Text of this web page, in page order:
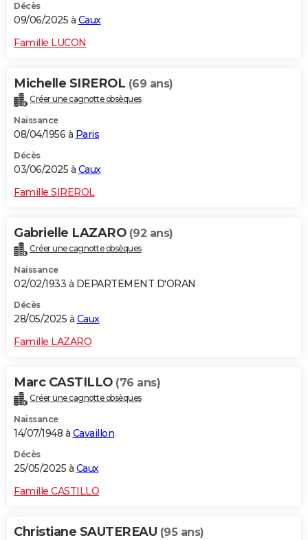
Décès
09/06/2025 à Caux
Famille LUCON
Michelle SIREROL (69 ans)
Créer une cagnotte obsèques
Naissance
08/04/1956 à Paris
Décès
03/06/2025 à Caux
Famille SIREROL
Gabrielle LAZARO (92 ans)
Créer une cagnotte obsèques
Naissance
02/02/1933 à DEPARTEMENT D'ORAN
Décès
28/05/2025 à Caux
Famille LAZARO
Marc CASTILLO (76 ans)
Créer une cagnotte obsèques
Naissance
14/07/1948 à Cavaillon
Décès
25/05/2025 à Caux
Famille CASTILLO
Christiane SAUTEREAU (95 ans)